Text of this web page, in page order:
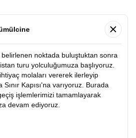
noktada buluştuktan sonra
turu yolculuğumuza başlıyoruz.
molaları vererek ilerleyip
Kapısı'na varıyoruz. Burada
işlemlerimizi tamamlayarak
devam ediyoruz.